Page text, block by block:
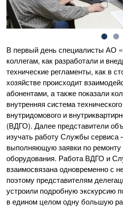
В первый день специалисты АО
коллегам, как разработали и
технические регламенты, как в
хозяйстве происходит
абонентами, а также показали
внутренняя система
внутридомового и
(ВДГО). Далее представители
изучать работу Службы сервиса
выполняющую заявки по ремонту
оборудования. Работа ВДГО и
взаимосвязана одновременно с
поэтому представителям
устроили подробную экскурсию
в едином целом одну большую